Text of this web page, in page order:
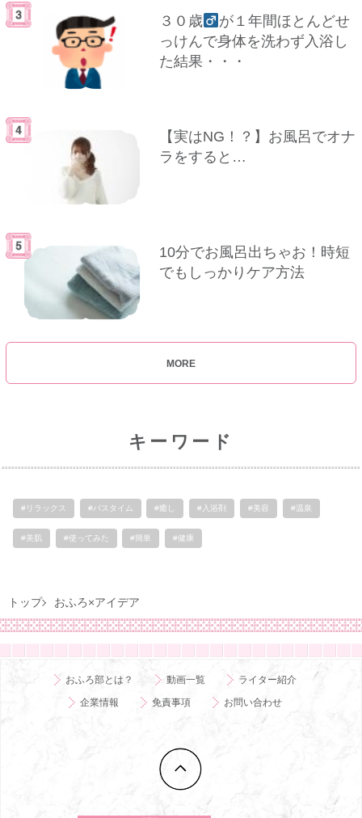
３０歳
が１年間ほとんどせ
っけんで身体を洗わず入浴し
た結果・・・
【実はNG！？】お風呂でオナ
ラをすると…
10分でお風呂出ちゃお！時短
でもしっかりケア方法
MORE
キーワード
#リラックス #バスタイム #癒し #入浴剤 #美容 #温泉
#美肌 #使ってみた #簡単 #健康
トップ おふろ×アイデア
おふろ部とは？ 動画一覧
ライター紹介
企業情報
免責事項 お問い合わせ